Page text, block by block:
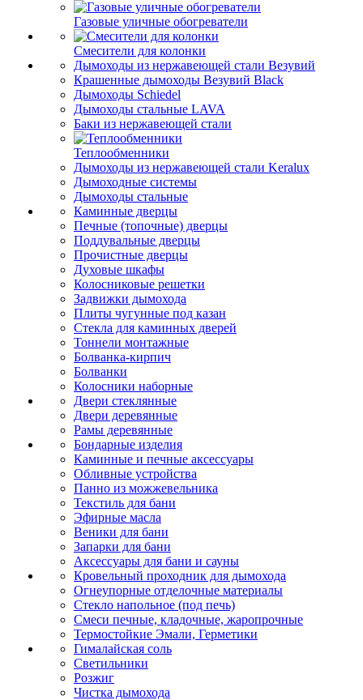
Газовые уличные обогреватели
Смесители для колонки
Дымоходы из нержавеющей стали Везувий
Крашенные дымоходы Везувий Black
Дымоходы Schiedel
Дымоходы стальные LAVA
Баки из нержавеющей стали
Теплообменники
Дымоходы из нержавеющей стали Keralux
Дымоходные системы
Дымоходы стальные
Каминные дверцы
Печные (топочные) дверцы
Поддувальные дверцы
Прочистные дверцы
Духовые шкафы
Колосниковые решетки
Задвижки дымохода
Плиты чугунные под казан
Стекла для каминных дверей
Тоннели монтажные
Болванка-кирпич
Болванки
Колосники наборные
Двери стеклянные
Двери деревянные
Рамы деревянные
Бондарные изделия
Каминные и печные аксессуары
Обливные устройства
Панно из можжевельника
Текстиль для бани
Эфирные масла
Веники для бани
Запарки для бани
Аксессуары для бани и сауны
Кровельный проходник для дымохода
Огнеупорные отделочные материалы
Стекло напольное (под печь)
Смеси печные, кладочные, жаропрочные
Термостойкие Эмали, Герметики
Гималайская соль
Светильники
Розжиг
Чистка дымохода